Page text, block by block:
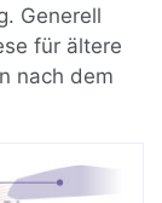
Generell
für ältere
nach dem